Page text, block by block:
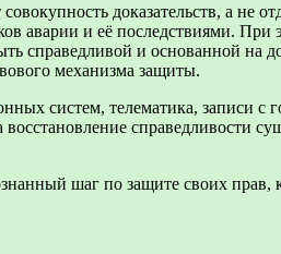
доказательств, а не
аварии и её последствиями. При
справедливой и основанной на
механизма защиты.
систем, телематика, записи с
справедливости
шаг по защите своих